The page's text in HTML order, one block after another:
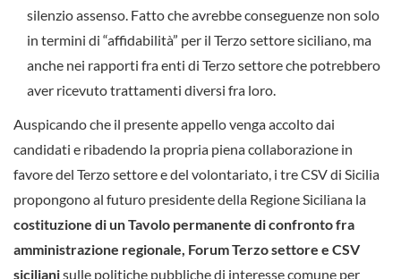
silenzio assenso. Fatto che avrebbe conseguenze non solo
in termini di “affidabilità” per il Terzo settore siciliano, ma
anche nei rapporti fra enti di Terzo settore che potrebbero
aver ricevuto trattamenti diversi fra loro.
Auspicando che il presente appello venga accolto dai
candidati e ribadendo la propria piena collaborazione in
favore del Terzo settore e del volontariato, i tre CSV di Sicilia
propongono al futuro presidente della Regione Siciliana la
costituzione di un Tavolo permanente di confronto fra
amministrazione regionale, Forum Terzo settore e CSV
sicilianisulle politiche pubbliche di interesse comune per